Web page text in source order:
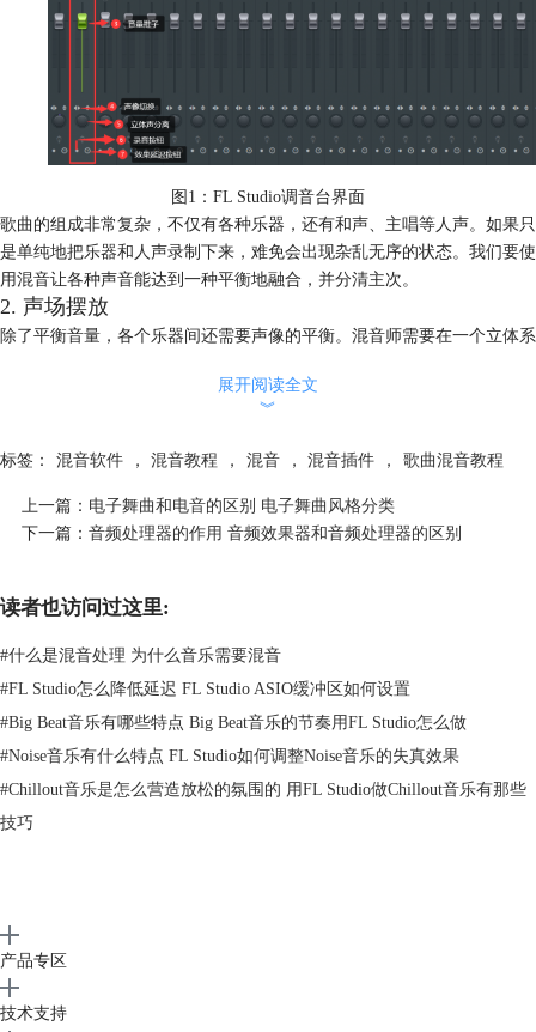
图1：FL Studio调音台界面
歌曲的组成非常复杂，不仅有各种乐器，还有和声、主唱等人声。如果只
是单纯地把乐器和人声录制下来，难免会出现杂乱无序的状态。我们要使
用混音让各种声音能达到一种平衡地融合，并分清主次。
2. 声场摆放
除了平衡音量，各个乐器间还需要声像的平衡。混音师需要在一个立体系
声场，会使有些声音在整个乐曲中非常突兀。
有许多相同的频率，当它们重叠时，会产生浑浊效应。如果不进行混音部
分的EQ，歌曲中部分频率会听起来不舒服。
4. 添加效果
在添加效果之前，我们收录的均是乐器、人声的干声部分，也并非不能
听，只是通过混音添加压缩、延时以及混响音效后，会使歌曲更生动，更
展开阅读全文
︾
标签： 混音软件 ， 混音教程 ， 混音 ， 混音插件 ， 歌曲混音教程
上一篇： 电子舞曲和电音的区别 电子舞曲风格分类
下一篇： 音频处理器的作用 音频效果器和音频处理器的区别
读者也访问过这里:
#什么是混音处理 为什么音乐需要混音
#FL Studio怎么降低延迟 FL Studio ASIO缓冲区如何设置
#Big Beat音乐有哪些特点 Big Beat音乐的节奏用FL Studio怎么做
#Noise音乐有什么特点 FL Studio如何调整Noise音乐的失真效果
#Chillout音乐是怎么营造放松的氛围的 用FL Studio做Chillout音乐有那些
技巧
产品专区
技术支持